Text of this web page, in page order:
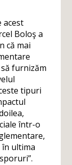
acest
Boloş a
că mai
furnizăm
tipuri
într-o
în ultima